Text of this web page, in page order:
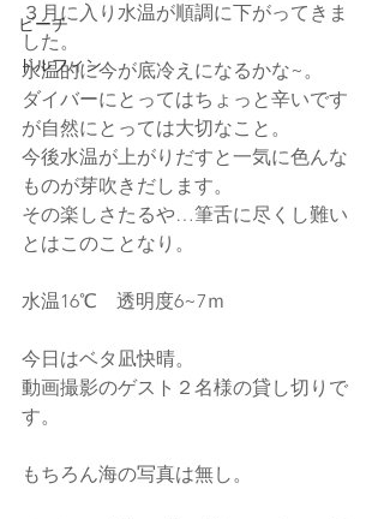
ビーチ
ドルフィン
３月に入り水温が順調に下がってきま
した。
水温的に今が底冷えになるかな~。
ダイバーにとってはちょっと辛いです
が自然にとっては大切なこと。
今後水温が上がりだすと一気に色んな
ものが芽吹きだします。
その楽しさたるや…筆舌に尽くし難い
とはこのことなり。
水温16℃　透明度6~7ｍ
今日はベタ凪快晴。
動画撮影のゲスト２名様の貸し切りで
す。
もちろん海の写真は無し。